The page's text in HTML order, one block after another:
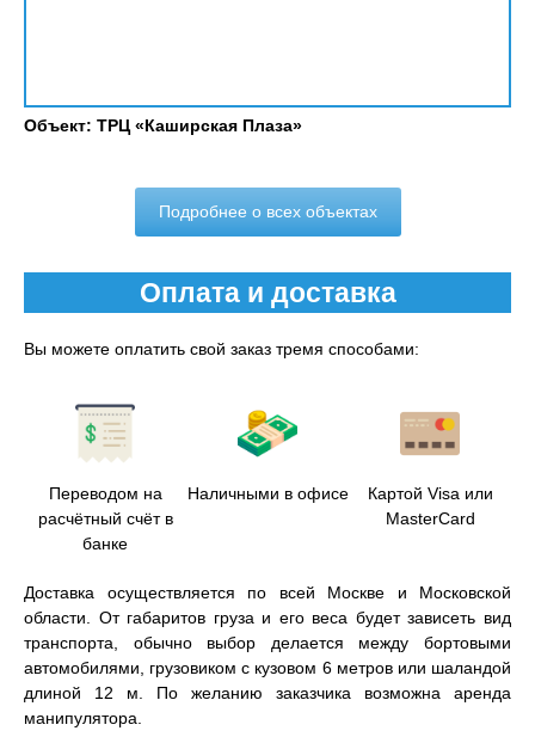
Объект: ТРЦ «Каширская Плаза»
Подробнее о всех объектах
Оплата и доставка
Вы можете оплатить свой заказ тремя способами:
Переводом на
расчётный счёт в
банке
Наличными в офисе
Картой Visa или
MasterCard
Доставка осуществляется по всей Москве и Московской
области. От габаритов груза и его веса будет зависеть вид
транспорта, обычно выбор делается между бортовыми
автомобилями, грузовиком с кузовом 6 метров или шаландой
длиной 12 м. По желанию заказчика возможна аренда
манипулятора.